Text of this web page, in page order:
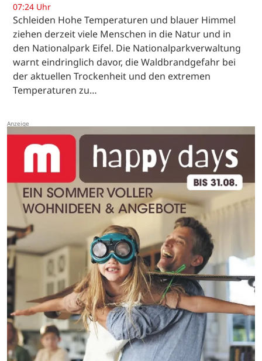
07:24 Uhr
Schleiden Hohe Temperaturen und blauer Himmel
ziehen derzeit viele Menschen in die Natur und in
den Nationalpark Eifel. Die Nationalparkverwaltung
warnt eindringlich davor, die Waldbrandgefahr bei
der aktuellen Trockenheit und den extremen
Temperaturen zu…